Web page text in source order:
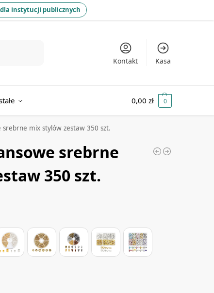
instytucji publicznych
Kontakt Kasa
0,00 zł 0
srebrne mix stylów zestaw 350 szt.
srebrne
350 szt.